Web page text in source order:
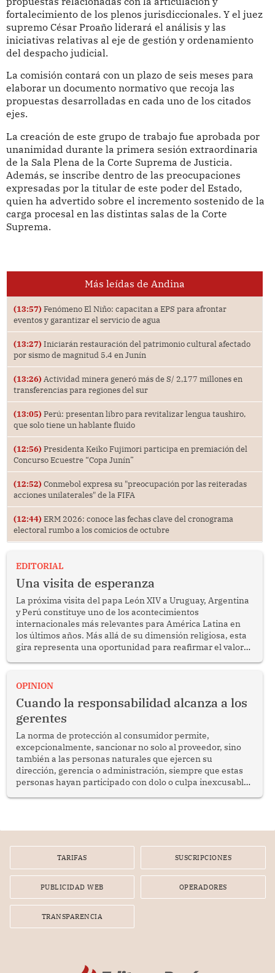
fortalecimiento de los plenos jurisdiccionales. Y el juez
supremo César Proaño liderará el análisis y las
iniciativas relativas al eje de gestión y ordenamiento
del despacho judicial.
La comisión contará con un plazo de seis meses para
elaborar un documento normativo que recoja las
propuestas desarrolladas en cada uno de los citados
ejes.
La creación de este grupo de trabajo fue aprobada por
unanimidad durante la primera sesión extraordinaria
de la Sala Plena de la Corte Suprema de Justicia.
Además, se inscribe dentro de las preocupaciones
expresadas por la titular de este poder del Estado,
quien ha advertido sobre el incremento sostenido de la
carga procesal en las distintas salas de la Corte
Suprema.
Más leídas de Andina
(13:57) Fenómeno El Niño: capacitan a EPS para afrontar
eventos y garantizar el servicio de agua
(13:27) Iniciarán restauración del patrimonio cultural afectado
por sismo de magnitud 5.4 en Junín
(13:26) Actividad minera generó más de S/ 2,177 millones en
transferencias para regiones del sur
(13:05) Perú: presentan libro para revitalizar lengua taushiro,
que solo tiene un hablante fluido
(12:56) Presidenta Keiko Fujimori participa en premiación del
Concurso Ecuestre “Copa Junín”
(12:52) Conmebol expresa su "preocupación por las reiteradas
acciones unilaterales" de la FIFA
(12:44) ERM 2026: conoce las fechas clave del cronograma
electoral rumbo a los comicios de octubre
EDITORIAL
Una visita de esperanza
La próxima visita del papa León XIV a Uruguay, Argentina
y Perú constituye uno de los acontecimientos
internacionales más relevantes para América Latina en
los últimos años. Más allá de su dimensión religiosa, esta
gira representa una oportunidad para reafirmar el valor
enfrenta desafíos en materia de desarrollo, cohesión
OPINION
Cuando la responsabilidad alcanza a los
gerentes
La norma de protección al consumidor permite,
excepcionalmente, sancionar no solo al proveedor, sino
también a las personas naturales que ejercen su
dirección, gerencia o administración, siempre que estas
personas hayan participado con dolo o culpa inexcusable
por la frustrada realización de un meet and greet con
TARIFAS SUSCRIPCIONES
PUBLICIDAD WEB OPERADORES
TRANSPARENCIA